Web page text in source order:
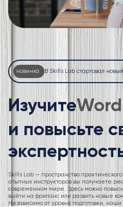
новинка В Skills Lab стартовал
ИзучитеExcel
и повысьте
Skills Lab — пространство
опытных инструкторов вы получаете
современном мире. Здесь можно
выйти на фриланс или развить новые
Независимо от уровня подготовки,